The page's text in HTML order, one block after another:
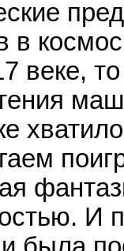
в
веке,
И